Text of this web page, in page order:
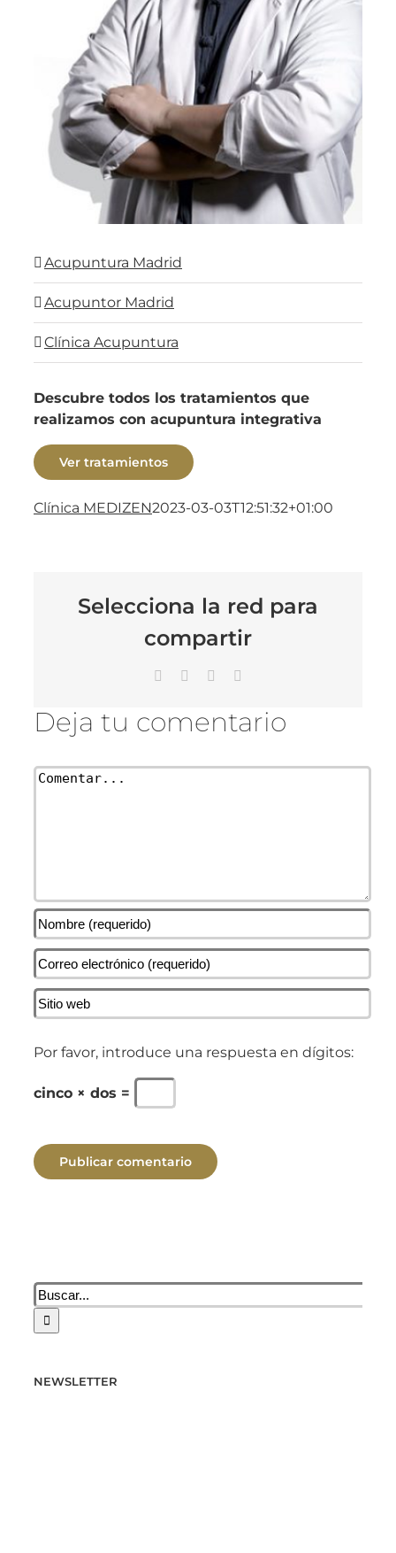
Acupuntura Madrid
Acupuntor Madrid
Clínica Acupuntura
Descubre todos los tratamientos que
realizamos con acupuntura integrativa
Ver tratamientos
Clínica MEDIZEN2023-03-03T12:51:32+01:00
Selecciona la red para
compartir
Facebook LinkedIn
Deja tu comentario
Comentar
Por favor, introduce una respuesta en dígitos:
cinco × dos =
Buscar:
NEWSLETTER